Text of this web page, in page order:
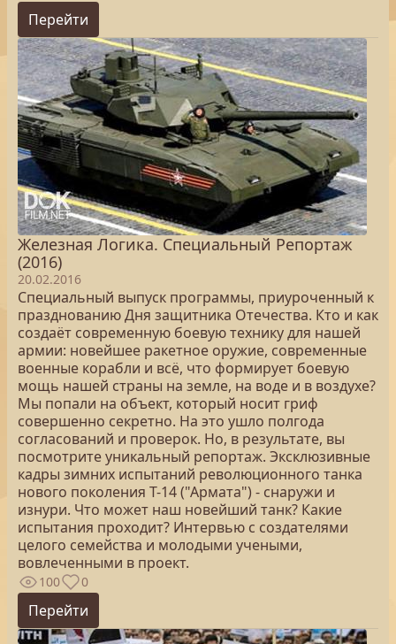
Перейти
Железная Логика. Специальный Репортаж
(2016)
20.02.2016
Специальный выпуск программы, приуроченный к
празднованию Дня защитника Отечества. Кто и как
создаёт современную боевую технику для нашей
армии: новейшее ракетное оружие, современные
военные корабли и всё, что формирует боевую
мощь нашей страны на земле, на воде и в воздухе?
Мы попали на объект, который носит гриф
совершенно секретно. На это ушло полгода
согласований и проверок. Но, в результате, вы
посмотрите уникальный репортаж. Эксклюзивные
кадры зимних испытаний революционного танка
нового поколения Т-14 ("Армата") - снаружи и
изнури. Что может наш новейший танк? Какие
испытания проходит? Интервью с создателями
целого семейства и молодыми учеными,
вовлеченными в проект.
100 0
Перейти